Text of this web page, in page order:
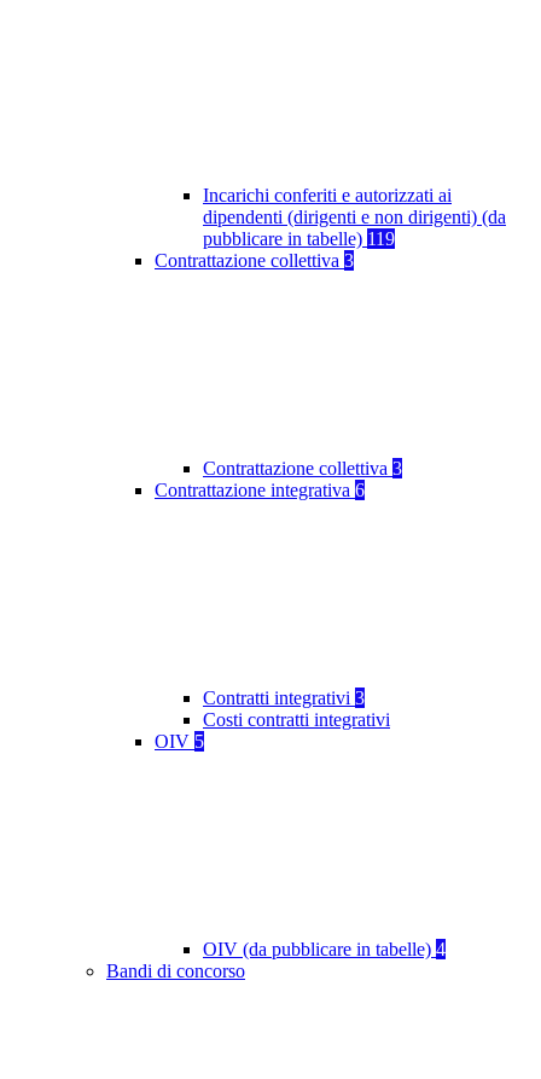
Incarichi conferiti e autorizzati ai
dipendenti (dirigenti e non dirigenti) (da
pubblicare in tabelle) 119
Contrattazione collettiva 3
Contrattazione collettiva 3
Contrattazione integrativa 6
Contratti integrativi 3
Costi contratti integrativi
OIV 5
OIV (da pubblicare in tabelle) 4
Bandi di concorso